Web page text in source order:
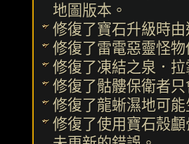
地圖版本。
修復了寶石升級時
修復了雷電惡靈怪物
修復了凍結之泉．
修復了骷髏保衛者
修復了龍蜥濕地可
修復了使用寶石殼